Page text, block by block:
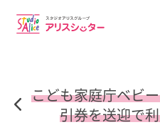
こども家庭庁ベビ
引券を送迎で